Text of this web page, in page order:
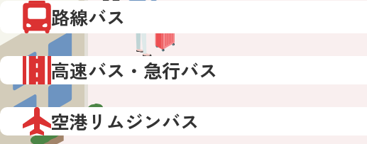
路線バス
高速バス・急行バス
空港リムジンバス